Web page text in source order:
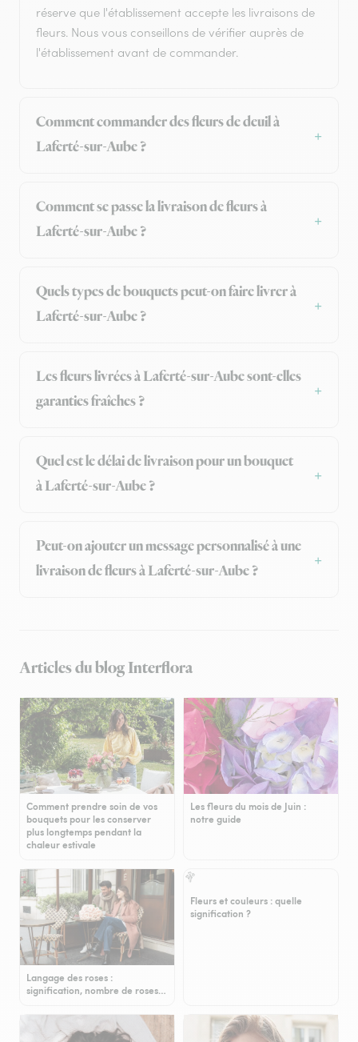
réserve que l'établissement accepte les livraisons de
fleurs. Nous vous conseillons de vérifier auprès de
l'établissement avant de commander.
Comment commander des fleurs de deuil à
Laferté-sur-Aube ?
Comment se passe la livraison de fleurs à
Laferté-sur-Aube ?
Quels types de bouquets peut-on faire livrer à
Laferté-sur-Aube ?
Les fleurs livrées à Laferté-sur-Aube sont-elles
garanties fraîches ?
Quel est le délai de livraison pour un bouquet
à Laferté-sur-Aube ?
Peut-on ajouter un message personnalisé à une
livraison de fleurs à Laferté-sur-Aube ?
Articles du blog Interflora
Comment prendre soin de vos
bouquets pour les conserver
plus longtemps pendant la
chaleur estivale
Les fleurs du mois de Juin :
notre guide
Langage des roses :
signification, nombre de roses…
Fleurs et couleurs : quelle
signification ?